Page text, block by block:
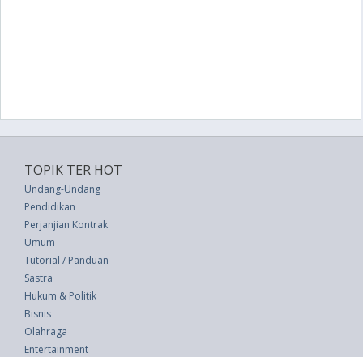
TOPIK TER HOT
Undang-Undang
Pendidikan
Perjanjian Kontrak
Umum
Tutorial / Panduan
Sastra
Hukum & Politik
Bisnis
Olahraga
Entertainment